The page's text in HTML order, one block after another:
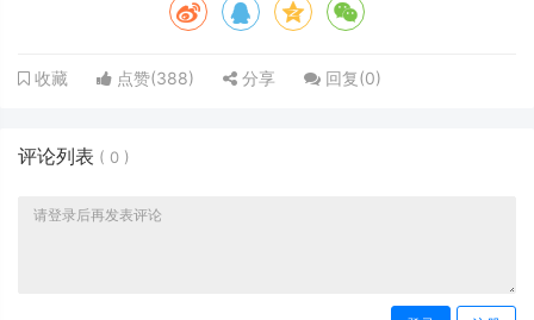
收藏 点赞(388) 分享 回复(0)
评论列表 ( 0 )